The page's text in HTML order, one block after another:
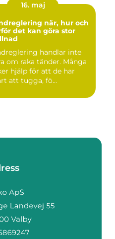
16. maj
när, hur och
det kan göra stor
handlar inte
om raka tänder. Många
hjälp för att de har
att tugga, fö...